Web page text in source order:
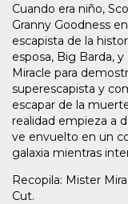
Cuando era niño,
Granny Goodness
escapista de la
esposa, Big Barda,
Miracle para
superescapista y
escapar de la
realidad empieza a
ve envuelto en un
galaxia mientras
Recopila: Mister
Cut.